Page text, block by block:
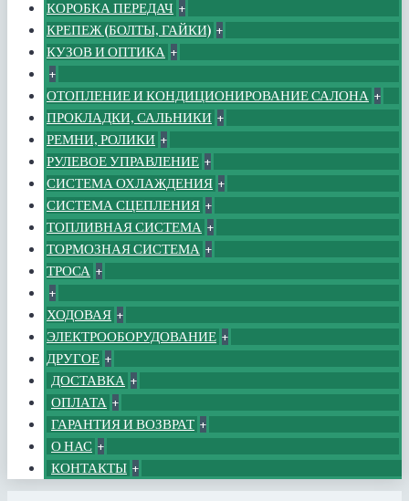
КОРОБКА ПЕРЕДАЧ +
КРЕПЕЖ (БОЛТЫ, ГАЙКИ) +
КУЗОВ И ОПТИКА +
+
ОТОПЛЕНИЕ И КОНДИЦИОНИРОВАНИЕ САЛОНА +
ПРОКЛАДКИ, САЛЬНИКИ +
РЕМНИ, РОЛИКИ +
РУЛЕВОЕ УПРАВЛЕНИЕ +
СИСТЕМА ОХЛАЖДЕНИЯ +
СИСТЕМА СЦЕПЛЕНИЯ +
ТОПЛИВНАЯ СИСТЕМА +
ТОРМОЗНАЯ СИСТЕМА +
ТРОСА +
+
ХОДОВАЯ +
ЭЛЕКТРООБОРУДОВАНИЕ +
ДРУГОЕ +
ДОСТАВКА +
ОПЛАТА +
ГАРАНТИЯ И ВОЗВРАТ +
О НАС +
КОНТАКТЫ +